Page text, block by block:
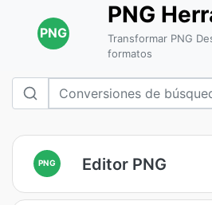
PNG
PNG
Transformar PNG
formatos
PNG Editor PNG